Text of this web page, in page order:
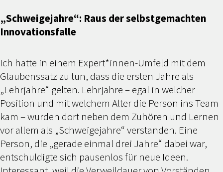
„Schweigejahre“: Raus der selbstgemachten
Innovationsfalle
Ich hatte in einem Expert*innen-Umfeld mit dem
Glaubenssatz zu tun, dass die ersten Jahre als
„Lehrjahre“ gelten. Lehrjahre – egal in welcher
Position und mit welchem Alter die Person ins Team
kam – wurden dort neben dem Zuhören und Lernen
vor allem als „Schweigejahre“ verstanden. Eine
Person, die „gerade einmal drei Jahre“ dabei war,
entschuldigte sich pausenlos für neue Ideen.